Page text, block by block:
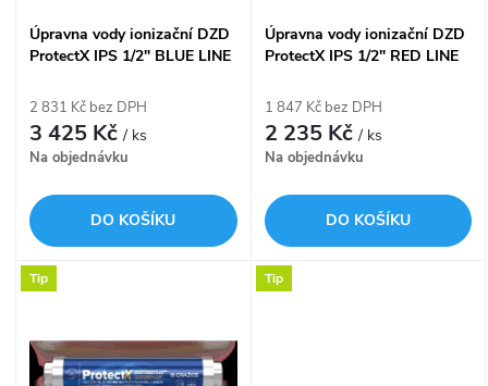
p
o
d
u
k
s
o
d
u
k
Úpravna vody ionizační DZD
ProtectX IPS 1/2" BLUE LINE
100671003
2 831 Kč bez DPH
3 425 Kč/ ks
Na objednávku
DO KOŠÍKU
Úpravna vody ionizační DZD
ProtectX IPS 1/2" RED LINE
100671000
1 847 Kč bez DPH
2 235 Kč/ ks
Na objednávku
DO KOŠÍKU
Tip Tip